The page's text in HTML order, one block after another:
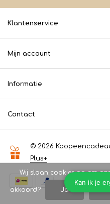
Klantenservice
Mijn account
Informatie
Contact
© 2026
Plus+
Wij slaan cookies op om
akkoord? Ja